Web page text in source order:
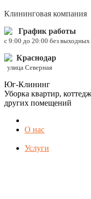
Клининговая компания
График работы
c 9:00 до 20:00 без выходных
Краснодар
улица Северная
Юг-Клининг
Уборка квартир,
других помещений
О нас
Услуги